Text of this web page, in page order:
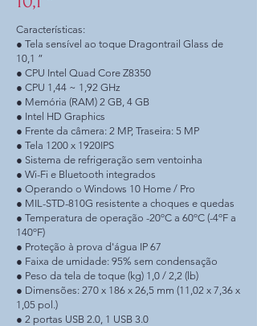
Características:
● Tela sensível ao toque Dragontrail Glass de
10,1 ”
● CPU Intel Quad Core Z8350
● CPU 1,44 ~ 1,92 GHz
● Memória (RAM) 2 GB, 4 GB
● Intel HD Graphics
● Frente da câmera: 2 MP, Traseira: 5 MP
● Tela 1200 x 1920IPS
● Sistema de refrigeração sem ventoinha
● Wi-Fi e Bluetooth integrados
● Operando o Windows 10 Home / Pro
● MIL-STD-810G resistente a choques e quedas
● Temperatura de operação -20ºC a 60ºC (-4ºF a
140ºF)
● Proteção à prova d'água IP 67
● Faixa de umidade: 95% sem condensação
● Peso da tela de toque (kg) 1,0 / 2,2 (lb)
● Dimensões: 270 x 186 x 26,5 mm (11,02 x 7,36 x
1,05 pol.)
● 2 portas USB 2.0, 1 USB 3.0